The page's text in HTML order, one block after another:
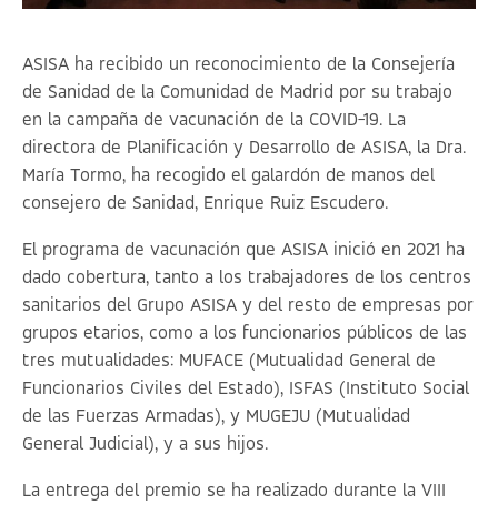
ASISA ha recibido un reconocimiento de la Consejería
de Sanidad de la Comunidad de Madrid por su trabajo
en la campaña de vacunación de la COVID-19. La
directora de Planificación y Desarrollo de ASISA, la Dra.
María Tormo, ha recogido el galardón de manos del
consejero de Sanidad, Enrique Ruiz Escudero.
El programa de vacunación que ASISA inició en 2021 ha
dado cobertura, tanto a los trabajadores de los centros
sanitarios del Grupo ASISA y del resto de empresas por
grupos etarios, como a los funcionarios públicos de las
tres mutualidades: MUFACE (Mutualidad General de
Funcionarios Civiles del Estado), ISFAS (Instituto Social
de las Fuerzas Armadas), y MUGEJU (Mutualidad
General Judicial), y a sus hijos.
La entrega del premio se ha realizado durante la VIII